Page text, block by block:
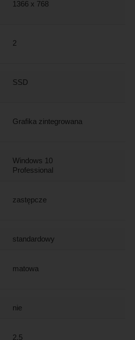
1366 x 768
2
SSD
Grafika zintegrowana
Windows 10
Professional
zastępcze
standardowy
matowa
nie
2.5